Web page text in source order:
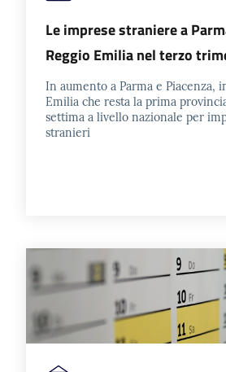
Le imprese straniere a
Reggio Emilia nel terzo
In aumento a Parma e Piacenza,
Emilia che resta la prima
settima a livello nazionale per
stranieri